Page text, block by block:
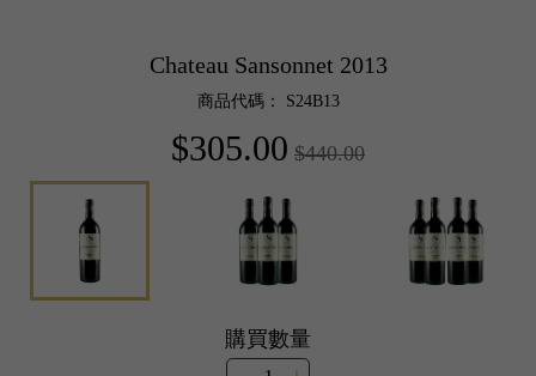
Chateau Sansonnet 2013
商品代碼： S24B13
$305.00 $440.00
購買數量